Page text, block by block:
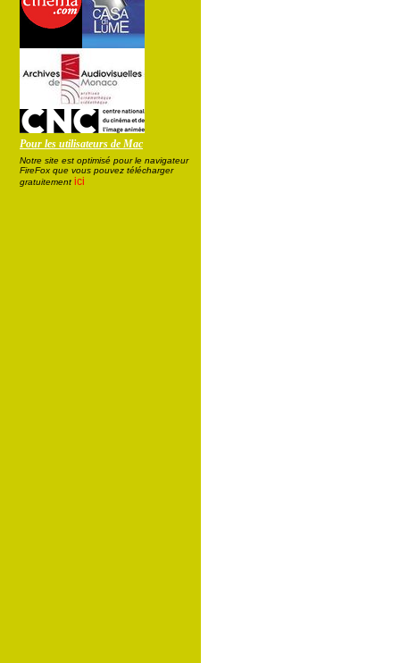
Pour les utilisateurs de Mac
Notre site est optimisé pour le navigateur
FireFox que vous pouvez télécharger
gratuitement ici